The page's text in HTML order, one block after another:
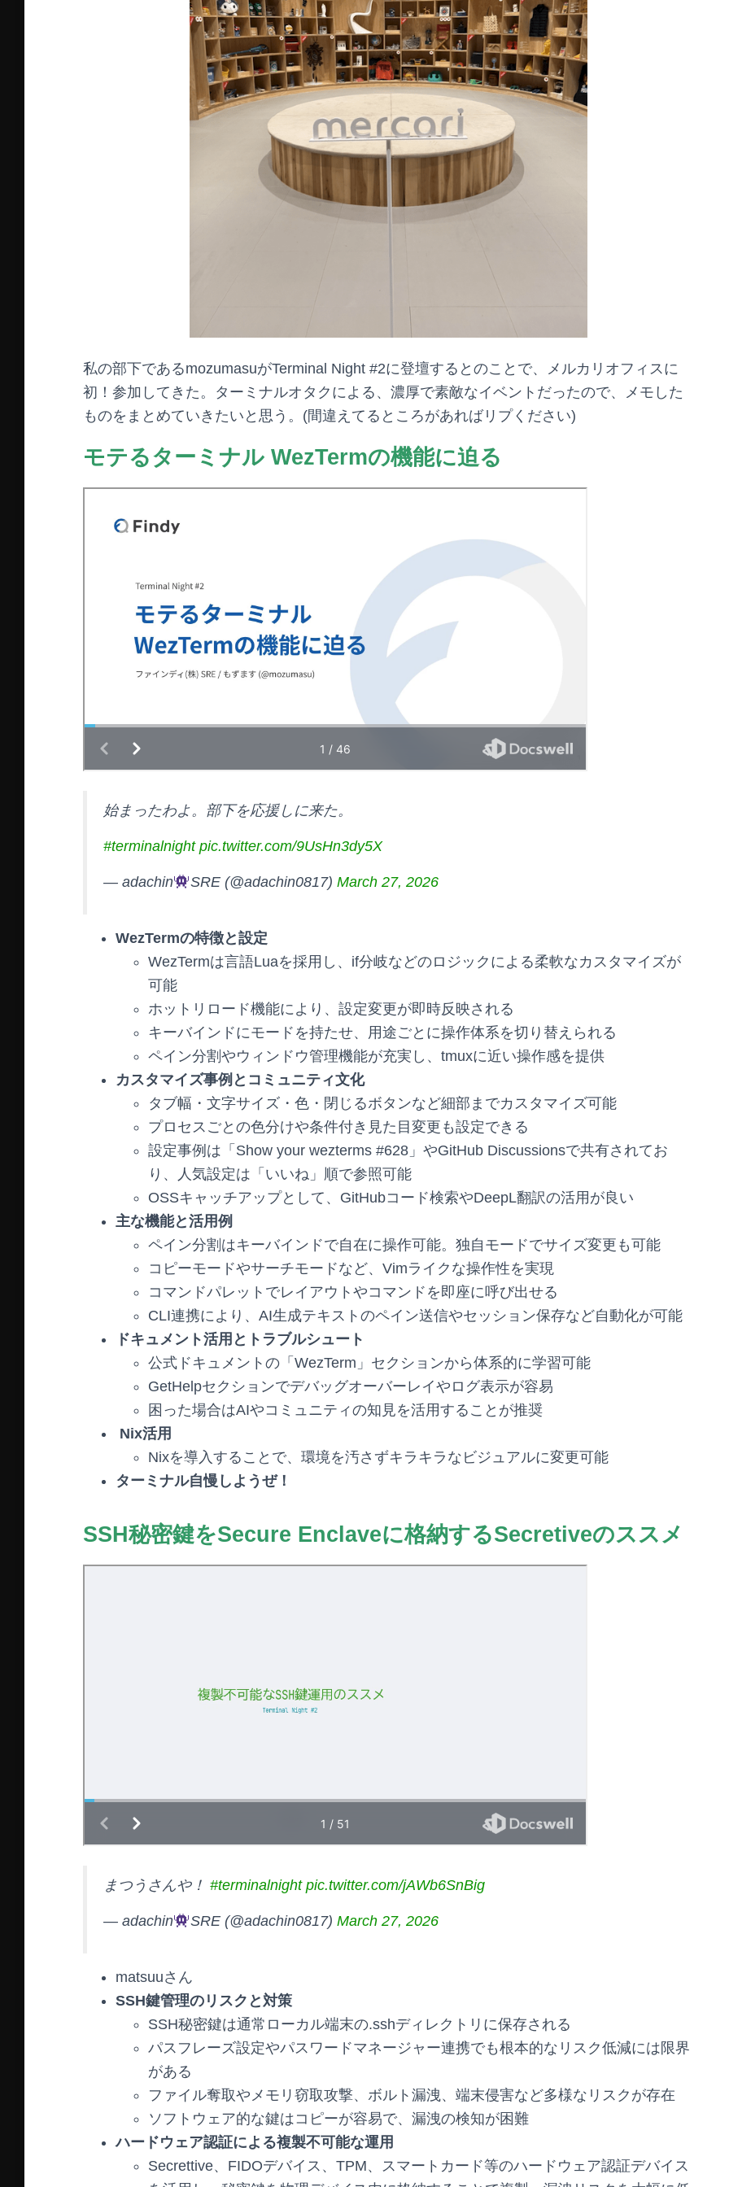
私の部下であるmozumasuがTerminal Night #2に登壇するとのことで、メルカリオフィスに
初！参加してきた。ターミナルオタクによる、濃厚で素敵なイベントだったので、メモした
ものをまとめていきたいと思う。(間違えてるところがあればリプください)
モテるターミナル WezTermの機能に迫る
始まったわよ。部下を応援しに来た。
#terminalnight pic.twitter.com/9UsHn3dy5X
— adachin SRE (@adachin0817) March 27, 2026
WezTermの特徴と設定
WezTermは言語Luaを採用し、if分岐などのロジックによる柔軟なカスタマイズが
可能
ホットリロード機能により、設定変更が即時反映される
キーバインドにモードを持たせ、用途ごとに操作体系を切り替えられる
ペイン分割やウィンドウ管理機能が充実し、tmuxに近い操作感を提供
カスタマイズ事例とコミュニティ文化
タブ幅・文字サイズ・色・閉じるボタンなど細部までカスタマイズ可能
プロセスごとの色分けや条件付き見た目変更も設定できる
設定事例は「Show your wezterms #628」やGitHub Discussionsで共有されてお
り、人気設定は「いいね」順で参照可能
OSSキャッチアップとして、GitHubコード検索やDeepL翻訳の活用が良い
主な機能と活用例
ペイン分割はキーバインドで自在に操作可能。独自モードでサイズ変更も可能
コピーモードやサーチモードなど、Vimライクな操作性を実現
コマンドパレットでレイアウトやコマンドを即座に呼び出せる
CLI連携により、AI生成テキストのペイン送信やセッション保存など自動化が可能
ドキュメント活用とトラブルシュート
公式ドキュメントの「WezTerm」セクションから体系的に学習可能
GetHelpセクションでデバッグオーバーレイやログ表示が容易
困った場合はAIやコミュニティの知見を活用することが推奨
Nix活用
Nixを導入することで、環境を汚さずキラキラなビジュアルに変更可能
ターミナル自慢しようぜ！
SSH秘密鍵をSecure Enclaveに格納するSecretiveのススメ
まつうさんや！ #terminalnight pic.twitter.com/jAWb6SnBig
— adachin SRE (@adachin0817) March 27, 2026
matsuuさん
SSH鍵管理のリスクと対策
SSH秘密鍵は通常ローカル端末の.sshディレクトリに保存される
パスフレーズ設定やパスワードマネージャー連携でも根本的なリスク低減には限界
がある
ファイル奪取やメモリ窃取攻撃、ボルト漏洩、端末侵害など多様なリスクが存在
ソフトウェア的な鍵はコピーが容易で、漏洩の検知が困難
ハードウェア認証による複製不可能な運用
Secrettive、FIDOデバイス、TPM、スマートカード等のハードウェア認証デバイス